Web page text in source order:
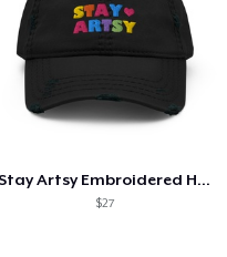
Stay Artsy Embroidered Hat
$27